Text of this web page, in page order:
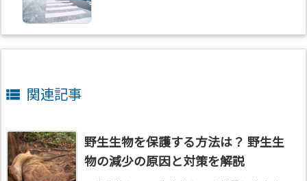
 関連記事
野生生物を保護する方法は？ 野生生
物の減少の原因と対策を解説